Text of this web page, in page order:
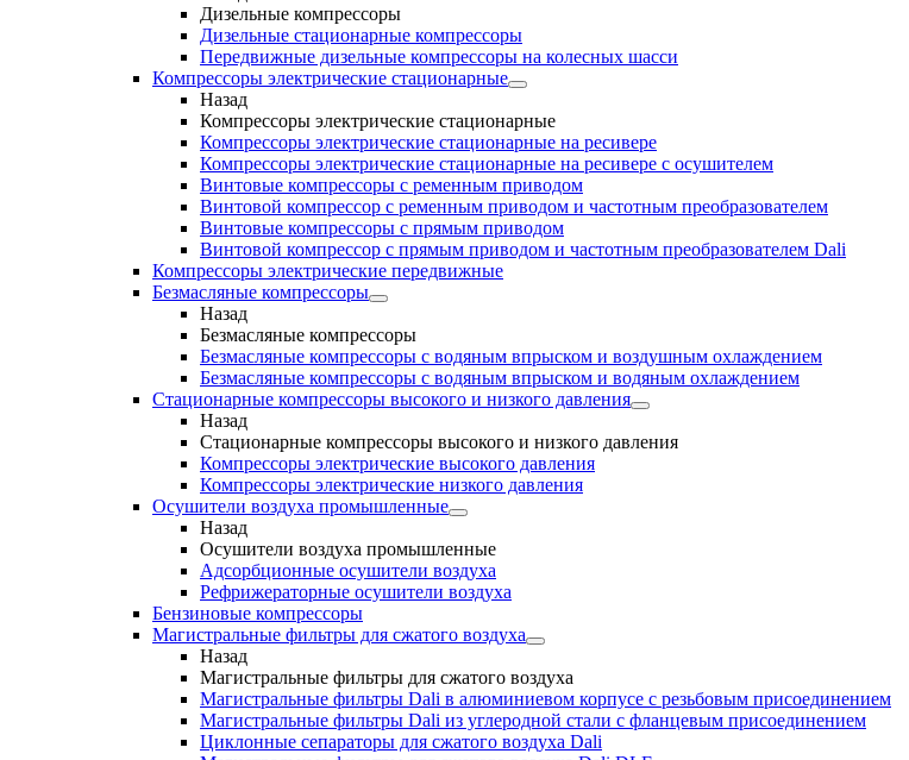
Дизельные компрессоры
Дизельные стационарные компрессоры
Передвижные дизельные компрессоры на колесных шасси
Компрессоры электрические стационарные
Назад
Компрессоры электрические стационарные
Компрессоры электрические стационарные на ресивере
Компрессоры электрические стационарные на ресивере с осушителем
Винтовые компрессоры с ременным приводом
Винтовой компрессор с ременным приводом и частотным преобразователем
Винтовые компрессоры с прямым приводом
Винтовой компрессор с прямым приводом и частотным преобразователем Dali
Компрессоры электрические передвижные
Безмасляные компрессоры
Назад
Безмасляные компрессоры
Безмасляные компрессоры с водяным впрыском и воздушным охлаждением
Безмасляные компрессоры с водяным впрыском и водяным охлаждением
Стационарные компрессоры высокого и низкого давления
Назад
Стационарные компрессоры высокого и низкого давления
Компрессоры электрические высокого давления
Компрессоры электрические низкого давления
Осушители воздуха промышленные
Назад
Осушители воздуха промышленные
Адсорбционные осушители воздуха
Рефрижераторные осушители воздуха
Бензиновые компрессоры
Магистральные фильтры для сжатого воздуха
Назад
Магистральные фильтры для сжатого воздуха
Магистральные фильтры Dali в алюминиевом корпусе с резьбовым присоединением
Магистральные фильтры Dali из углеродной стали с фланцевым присоединением
Циклонные сепараторы для сжатого воздуха Dali